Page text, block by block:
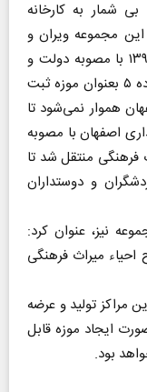
شمار به کارخانه
مجموعه ویران و
برخی از تجهیزات نیز خارج شده اما سال ۱۳۹۰ با مصوبه دولت و
کمیسیون‌های مربوطه از جمله کمیسیون ماده ۵ بعنوان موزه ثبت
هموار نمی‌شود تا
اصفهان با مصوبه
فرهنگی منتقل شد تا
و دوستداران
نیز، عنوان کرد:
احیاء میراث فرهنگی
مراکز تولید و عرضه
ایجاد موزه قابل
بود.